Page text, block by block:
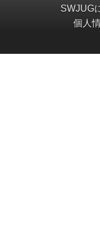
SWJUG
個人